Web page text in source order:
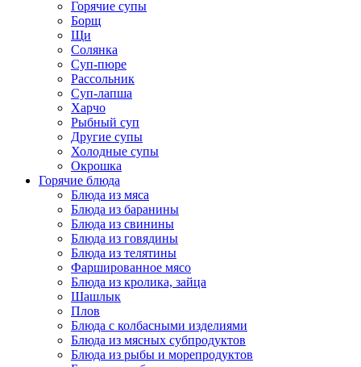
Горячие супы
Борщ
Щи
Солянка
Суп-пюре
Рассольник
Суп-лапша
Харчо
Рыбный суп
Другие супы
Холодные супы
Окрошка
Горячие блюда
Блюда из мяса
Блюда из баранины
Блюда из свинины
Блюда из говядины
Блюда из телятины
Фаршированное мясо
Блюда из кролика, зайца
Шашлык
Плов
Блюда с колбасными изделиями
Блюда из мясных субпродуктов
Блюда из рыбы и морепродуктов